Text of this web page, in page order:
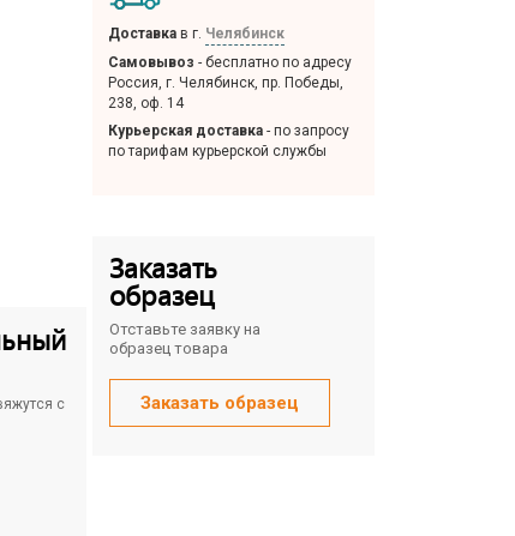
с
Доставка в г. Челябинск
Самовывоз - бесплатно по адресу
Россия, г. Челябинск, пр. Победы,
238, оф. 14
Курьерская доставка - по запросу
по тарифам курьерской службы
Заказать
образец
Отставьте заявку на
образец товара
Заказать образец